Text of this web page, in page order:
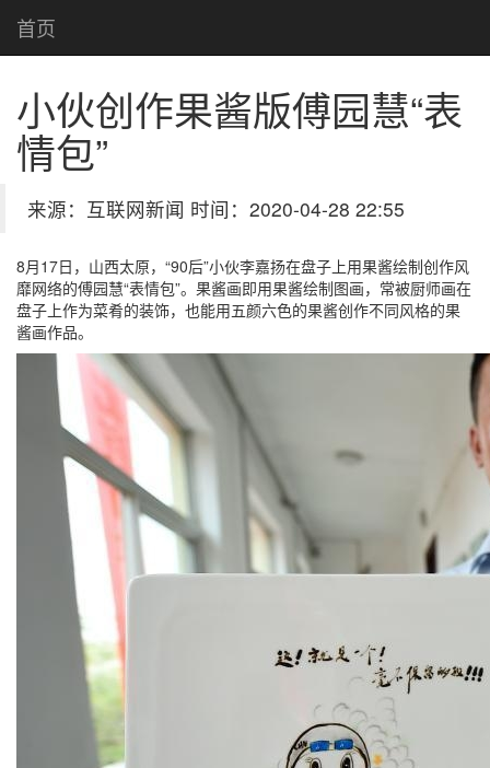
首页
小伙创作果酱版傅园慧“表
情包”
来源：互联网新闻 时间：2020-04-28 22:55
8月17日，山西太原，“90后”小伙李嘉扬在盘子上用果酱绘制创作风
靡网络的傅园慧“表情包”。果酱画即用果酱绘制图画，常被厨师画在
盘子上作为菜肴的装饰，也能用五颜六色的果酱创作不同风格的果
酱画作品。